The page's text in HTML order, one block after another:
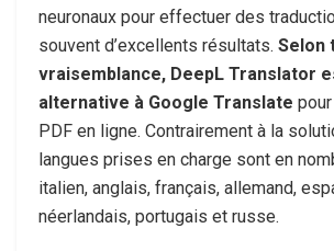
neuronaux pour effectuer des
souvent d’excellents résultats. Selon
vraisemblance, DeepL Translator
alternative à Google Translate
PDF en ligne. Contrairement à la
langues prises en charge sont en
italien, anglais, français, allemand,
néerlandais, portugais et russe.